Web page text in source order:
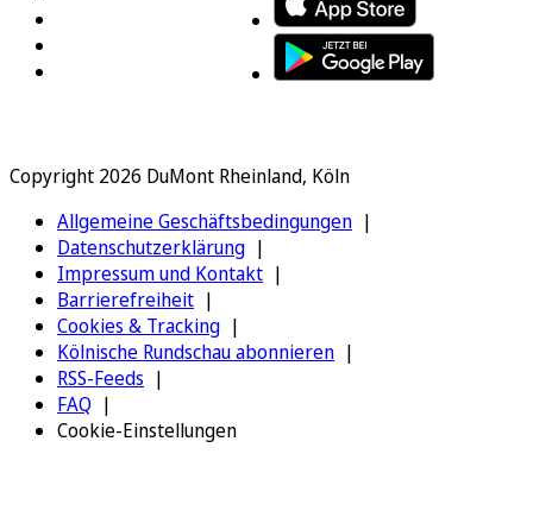
Copyright 2026 DuMont Rheinland, Köln
Allgemeine Geschäftsbedingungen
Datenschutzerklärung
Impressum und Kontakt
Barrierefreiheit
Cookies & Tracking
Kölnische Rundschau abonnieren
RSS-Feeds
FAQ
Cookie-Einstellungen